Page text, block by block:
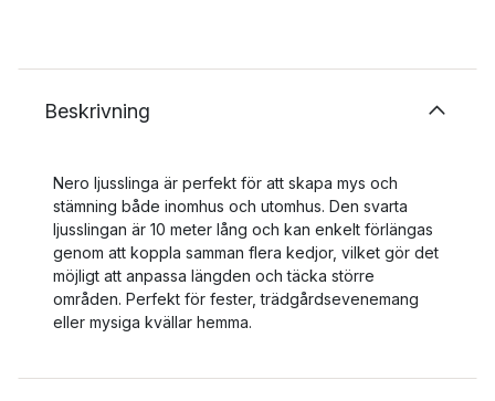
Beskrivning
Nero ljusslinga är perfekt för att skapa mys och
stämning både inomhus och utomhus. Den svarta
ljusslingan är 10 meter lång och kan enkelt förlängas
genom att koppla samman flera kedjor, vilket gör det
möjligt att anpassa längden och täcka större
områden. Perfekt för fester, trädgårdsevenemang
eller mysiga kvällar hemma.